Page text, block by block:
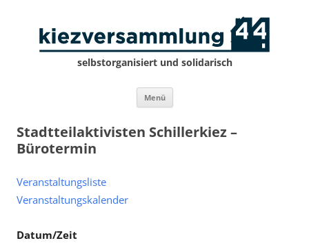
selbstorganisiert und solidarisch
Menü Zum
springen
Stadtteilaktivisten Schillerkiez –
Bürotermin
Veranstaltungsliste
Veranstaltungskalender
Datum/Zeit